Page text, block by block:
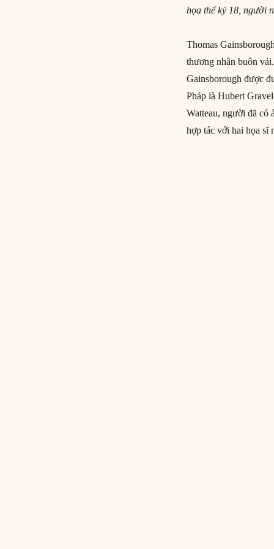
họa thế kỷ 18, người
Thomas
thương nhân buôn
Gainsborough được
Pháp là Hubert
Watteau, người đã có
hợp tác với hai họa sĩ